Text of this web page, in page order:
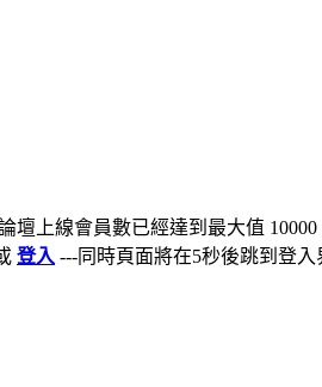
壇上線會員數已經達到最大值
登入 ---同時頁面將在5秒後跳到登入